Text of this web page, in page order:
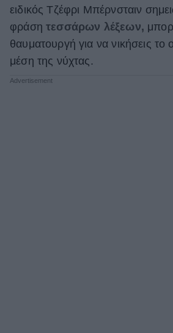
ειδικός Τζέφρι Μπέρνσταιν
φράσητεσσάρων λέξεων,
θαυματουργή για να νικήσεις
μέση της νύχτας.